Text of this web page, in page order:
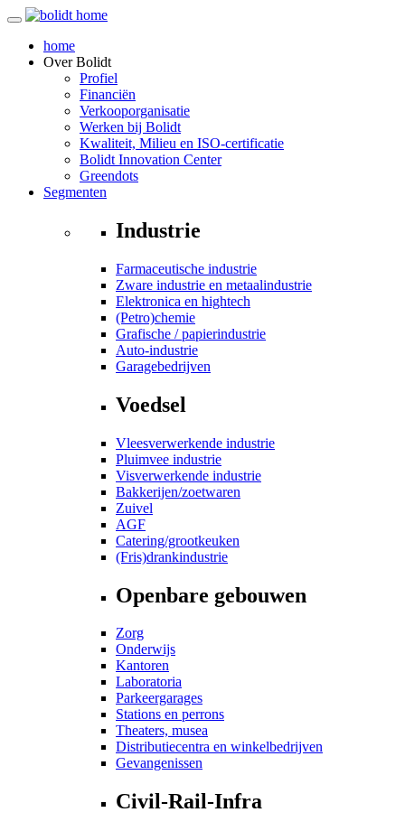
home
OverBolidt
Profiel
Financiën
Verkooporganisatie
Werken bij Bolidt
Kwaliteit, Milieu en ISO-certificatie
Bolidt Innovation Center
Greendots
Segmenten
Industrie
Farmaceutische industrie
Zware industrie en metaalindustrie
Elektronica en hightech
(Petro)chemie
Grafische / papierindustrie
Auto-industrie
Garagebedrijven
Voedsel
Vleesverwerkende industrie
Pluimvee industrie
Visverwerkende industrie
Bakkerijen/zoetwaren
Zuivel
AGF
Catering/grootkeuken
(Fris)drankindustrie
Openbare gebouwen
Zorg
Onderwijs
Kantoren
Laboratoria
Parkeergarages
Stations en perrons
Theaters, musea
Distributiecentra en winkelbedrijven
Gevangenissen
Civil-Rail-Infra